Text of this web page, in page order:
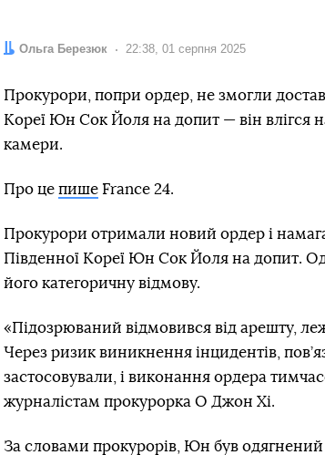
Автор:
Ольга Березюк Дата:
22:38, 01 серпня 2025
Прокурори, попри ордер, не змогли
Кореї Юн Сок Йоля на допит — він влігся
камери.
Про це пише France 24.
Прокурори отримали новий ордер і
Південної Кореї Юн Сок Йоля на допит.
його категоричну відмову.
«Підозрюваний відмовився від арешту,
Через ризик виникнення інцидентів,
застосовували, і виконання ордера
журналістам прокурорка О Джон Хі.
За словами прокурорів, Юн був одягнений